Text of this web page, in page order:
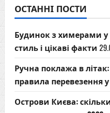
ОСТАННІ ПОСТИ
Будинок з химерами у
стиль і цікаві факти
Ручна поклажа в
правила перевезення у
Острови Києва: